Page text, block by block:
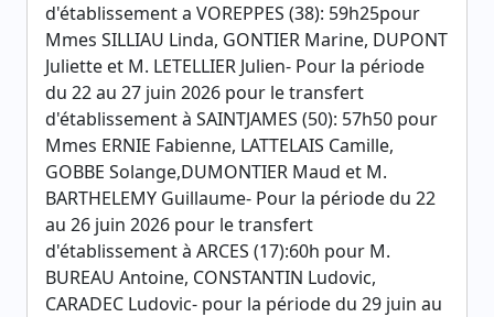
d'établissement a VOREPPES (38): 59h25pour
Mmes SILLIAU Linda, GONTIER Marine, DUPONT
Juliette et M. LETELLIER Julien- Pour la période
du 22 au 27 juin 2026 pour le transfert
d'établissement à SAINTJAMES (50): 57h50 pour
Mmes ERNIE Fabienne, LATTELAIS Camille,
GOBBE Solange,DUMONTIER Maud et M.
BARTHELEMY Guillaume- Pour la période du 22
au 26 juin 2026 pour le transfert
d'établissement à ARCES (17):60h pour M.
BUREAU Antoine, CONSTANTIN Ludovic,
CARADEC Ludovic- pour la période du 29 juin au